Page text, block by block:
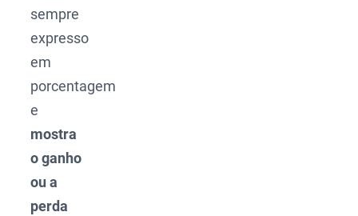
sempre
expresso
em
porcentagem
e
mostra
o ganho
ou a
perda